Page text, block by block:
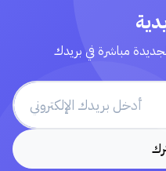
مباشرة في بريدك